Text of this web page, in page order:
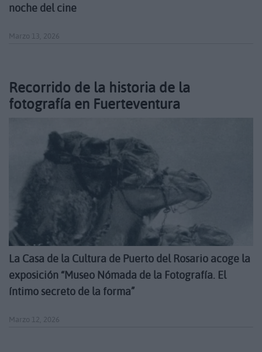
noche del cine
Marzo 13, 2026
Recorrido de la historia de la
fotografía en Fuerteventura
La Casa de la Cultura de Puerto del Rosario acoge la
exposición “Museo Nómada de la Fotografía. El
íntimo secreto de la forma”
Marzo 12, 2026